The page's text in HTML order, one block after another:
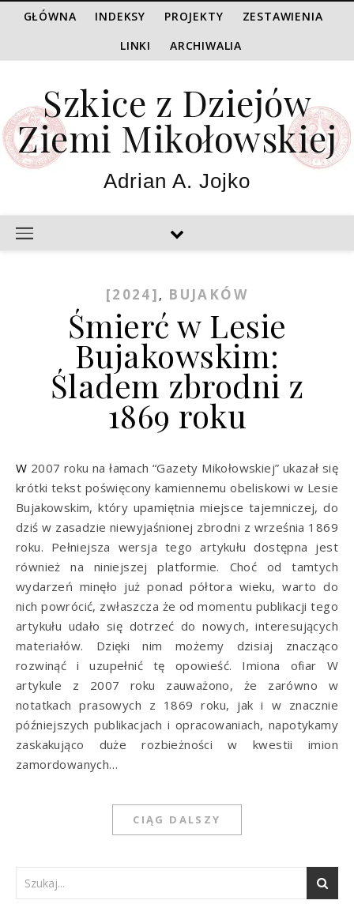
GŁÓWNA INDEKSY PROJEKTY
ZESTAWIENIA
LINKI
ARCHIWALIA
Szkice z Dziejów
Ziemi Mikołowskiej
Adrian A. Jojko
[2024] , BUJAKÓW
Śmierć w Lesie
Bujakowskim:
Śladem zbrodni z
1869 roku
W 2007 roku na łamach “Gazety Mikołowskiej” ukazał się
krótki tekst poświęcony kamiennemu obeliskowi w Lesie
Bujakowskim, który upamiętnia miejsce tajemniczej, do
dziś w zasadzie niewyjaśnionej zbrodni z września 1869
roku. Pełniejsza wersja tego artykułu dostępna jest
również na niniejszej platformie. Choć od tamtych
wydarzeń minęło już ponad półtora wieku, warto do
nich powrócić, zwłaszcza że od momentu publikacji tego
artykułu udało się dotrzeć do nowych, interesujących
materiałów. Dzięki nim możemy dzisiaj znacząco
rozwinąć i uzupełnić tę opowieść. Imiona ofiar W
artykule z 2007 roku zauważono, że zarówno w
notatkach prasowych z 1869 roku, jak i w znacznie
późniejszych publikacjach i opracowaniach, napotykamy
zaskakująco duże rozbieżności w kwestii imion
zamordowanych…
CIĄG DALSZY